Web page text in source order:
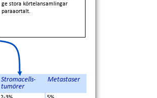
ge stora körtelansamlingar
paraaortalt.
Stromacells-
tumörer
Metastaser